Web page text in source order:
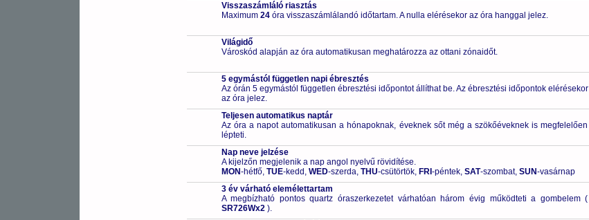
Visszaszámláló riasztás
Maximum 24óra visszaszámlálandó időtartam. A nulla elérésekor az óra hanggal jelez.
Világidő
Városkód alapján az óra automatikusan meghatározza az ottani zónaidőt.
5 egymástól független napi ébresztés
Az órán 5 egymástól független ébresztési időpontot állíthat be. Az ébresztési időpontok elérésekor
az óra jelez.
Teljesen automatikus naptár
Az óra a napot automatikusan a hónapoknak, éveknek sőt még a szökőéveknek is megfelelően
lépteti.
Nap neve jelzése
A kijelzőn megjelenik a nap angol nyelvű rövidítése.
MON-hétfő, TUE-kedd, WED-szerda, THU-csütörtök, FRI -péntek, SAT-szombat, SUN-vasárnap
3 év várható elemélettartam
A megbízható pontos quartz óraszerkezetet várhatóan három évig működteti a gombelem (
SR726Wx2).